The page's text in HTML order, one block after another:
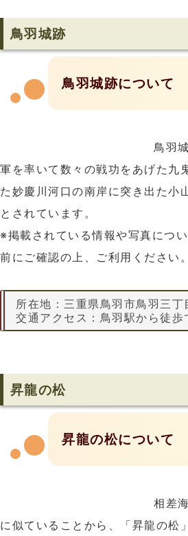
鳥羽城跡
鳥羽城跡について
鳥羽
軍を率いて数々の戦功をあげた九
た妙慶川河口の南岸に突き出た
とされています。
※掲載されている情報や写真につ
前にご確認の上、ご利用ください。
所在地：三重県鳥羽市鳥羽三丁
交通アクセス：鳥羽駅から徒歩
昇龍の松
昇龍の松について
相差
に似ていることから、「昇龍の松